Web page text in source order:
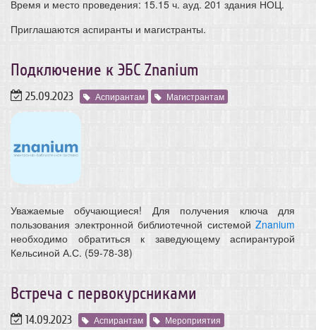
Время и место проведения: 15.15 ч. ауд. 201 здания НОЦ.
Приглашаются аспиранты и магистранты.
Подключение к ЭБС Znanium
25.09.2023 Аспирантам Магистрантам
Уважаемые обучающиеся! Для получения ключа для
пользования электронной библиотечной системой Znanium
необходимо обратиться к заведующему аспирантурой
Кельсиной А.С. (59-78-38)
Встреча с первокурсниками
14.09.2023 Аспирантам
Мероприятия